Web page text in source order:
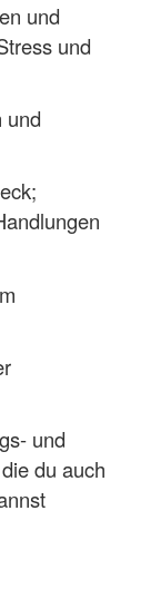
und
und
und
und
du auch